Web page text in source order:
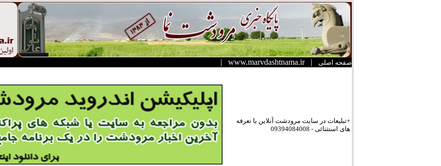
صفحه اصلی |
www.marvdashtnama.ir
|
+تبلیعات در سایت مرودشت آنلاین با تعرفه
های استثنائی - 09394084008